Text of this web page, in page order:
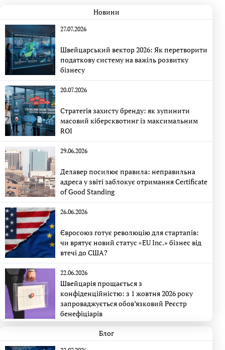
Новини
27.07.2026
Швейцарський вектор 2026: Як перетворити
податкову систему на важіль розвитку
бізнесу
20.07.2026
Стратегія захисту бренду: як зупинити
масовий кіберсквотинг із максимальним
ROI
29.06.2026
Делавер посилює правила: неправильна
адреса у звіті заблокує отримання Certificate
of Good Standing
26.06.2026
Євросоюз готує революцію для стартапів:
чи врятує новий статус «EU Inc.» бізнес від
втечі до США?
22.06.2026
Швейцарія прощається з
конфіденційністю: з 1 жовтня 2026 року
запроваджується обов’язковий Реєстр
бенефіціарів
Блог